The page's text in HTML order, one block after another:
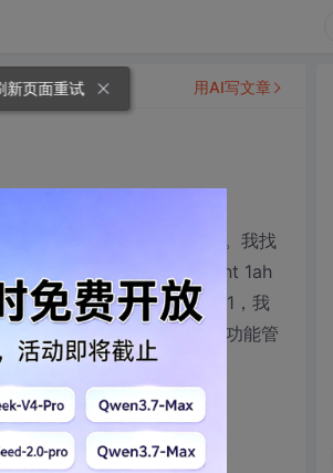
78个字母并输出到屏幕上。我找
在一个循环里连续78次用int 1ah
这个0号功能平均55毫秒增1，我
，8086/8088系统里的中断功能管
用AI写文章
新页面重试